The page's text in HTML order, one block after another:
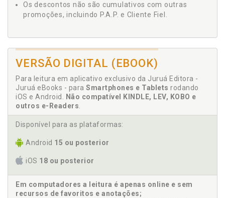
Os descontos não são cumulativos com outras
promoções, incluindo P.A.P. e Cliente Fiel.
VERSÃO DIGITAL (EBOOK)
Para leitura em aplicativo exclusivo da Juruá Editora -
Juruá eBooks - para Smartphones e Tablets rodando
iOS e Android.
Não compatível KINDLE, LEV, KOBO e
outros e-Readers
Disponível para as plataformas:
Android 15 ou posterior
iOS 18 ou posterior
Em computadores a leitura é apenas online e sem
recursos de favoritos e anotações;